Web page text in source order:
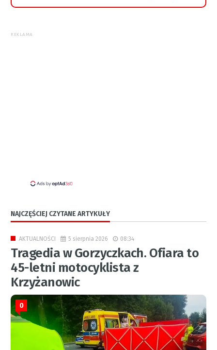
REKLAMA
NAJCZĘŚCIEJ CZYTANE ARTYKUŁY
AKTUALNOŚCI 5 sierpnia 2026 08:34
Tragedia w Gorzyczkach. Ofiara to
45-letni motocyklista z
Krzyżanowic
0